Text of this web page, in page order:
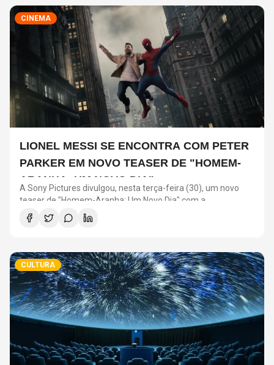
CINEMA
LIONEL MESSI SE ENCONTRA COM PETER
PARKER EM NOVO TEASER DE "HOMEM-
ARANHA: UM NOVO DIA"
A Sony Pictures divulgou, nesta terça-feira (30), um novo
teaser de "Homem-Aranha: Um Novo Dia" com a
participação de Lionel Messi. O astro argentino divide a cena
com o universo do herói em uma ação promocional do filme.
CULTURA